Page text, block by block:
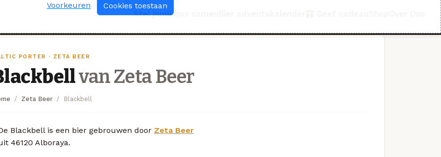
Stel jouw box samen
PORTER · ZETA BEER
van Zeta Beer
Zeta Beer Blackbell
Blackbell is een bier gebrouwen door Zeta Beer
46120 Alboraya.
Voorkeuren Cookies toestaan